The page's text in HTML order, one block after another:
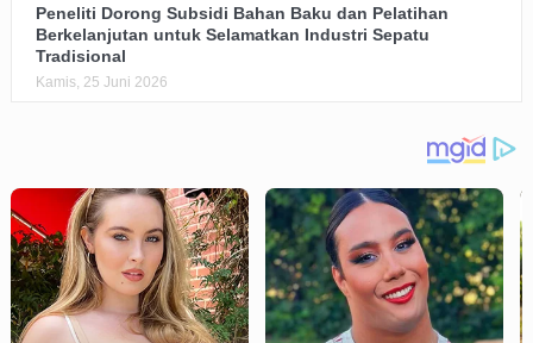
Peneliti Dorong Subsidi Bahan Baku dan Pelatihan
Berkelanjutan untuk Selamatkan Industri Sepatu
Tradisional
Kamis, 25 Juni 2026